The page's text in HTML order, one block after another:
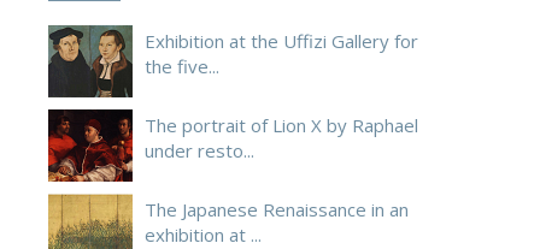
Exhibition at the Uffizi Gallery for
the five...
The portrait of Lion X by Raphael
under resto...
The Japanese Renaissance in an
exhibition at ...